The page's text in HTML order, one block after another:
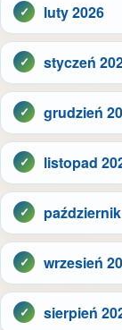
luty 2026
styczeń
grudzień
listopad
wrzesień
sierpień